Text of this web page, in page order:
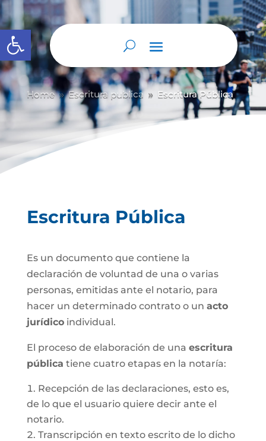
Abrir barra de herramientas
Home 9 Escritura publica 9 Escritura Pública
Escritura Pública
Es un documento que contiene la
declaración de voluntad de una o varias
personas, emitidas ante el notario, para
hacer un determinado contrato o un acto
jurídicoindividual.
El proceso de elaboración de una escritura
pública tiene cuatro etapas en la notaría:
Recepción de las declaraciones, esto es,
de lo que el usuario quiere decir ante el
notario.
Transcripción en texto escrito de lo dicho